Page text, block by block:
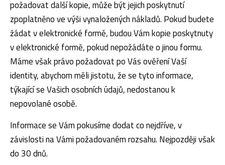
požadovat další kopie, může být jejich poskytnutí
zpoplatněno ve výši vynaložených nákladů. Pokud budete
žádat v elektronické formě, budou Vám kopie poskytnuty
v elektronické formě, pokud nepožádáte o jinou formu.
Máme však právo požadovat po Vás ověření Vaší
identity, abychom měli jistotu, že se tyto informace,
týkající se Vašich osobních údajů, nedostanou k
nepovolané osobě.
Informace se Vám pokusíme dodat co nejdříve, v
závislosti na Vámi požadovaném rozsahu. Nejpozději však
do 30 dnů.